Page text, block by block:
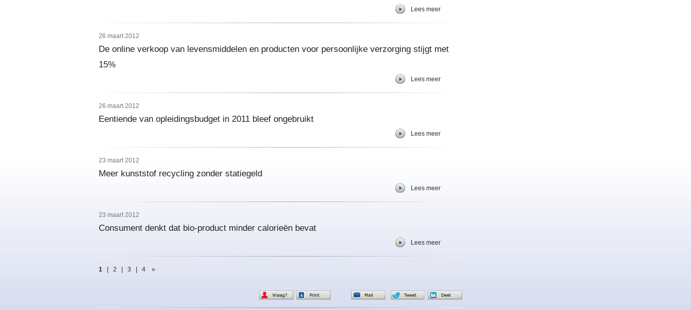
Lees meer
26 maart 2012
De online verkoop van levensmiddelen en producten voor persoonlijke verzorging stijgt met
15%
Lees meer
26 maart 2012
Eentiende van opleidingsbudget in 2011 bleef ongebruikt
Lees meer
23 maart 2012
Meer kunststof recycling zonder statiegeld
Lees meer
23 maart 2012
Consument denkt dat bio-product minder calorieën bevat
Lees meer
1 2 3 4 »